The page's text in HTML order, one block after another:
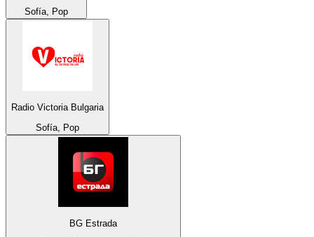
Sofía, Pop
Radio Victoria Bulgaria
Sofía, Pop
BG Estrada